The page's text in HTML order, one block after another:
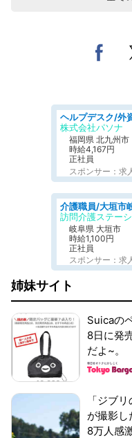
株式会社パソナ
福岡県 北九州市
時給4,167円
正社員
スポンサー：求
介護職員/大垣市
訪問介護ステー
岐阜県 大垣市
時給1,100円
正社員
スポンサー：求
姉妹サイト
Suicaの
8日に発
だよ~。
「ジブ
が撮影し
8万人感